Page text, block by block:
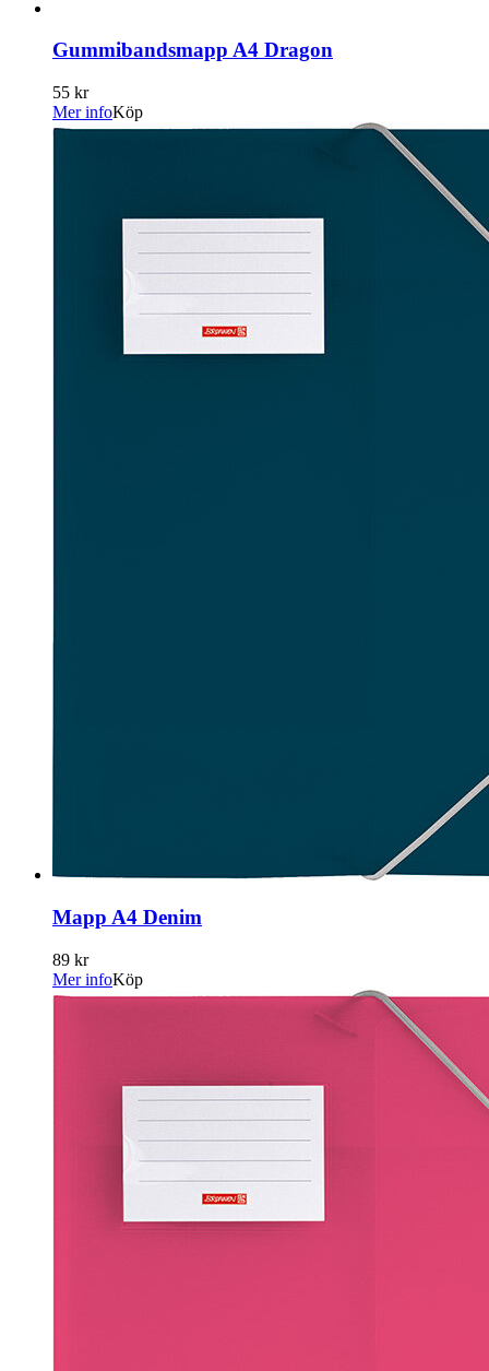
Gummibandsmapp A4 Dragon
55 kr
Mer infoKöp
Mapp A4 Denim
89 kr
Mer infoKöp